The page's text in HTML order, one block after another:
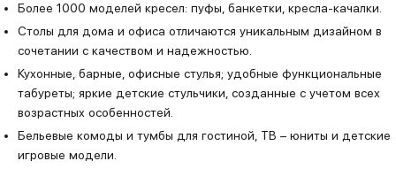
Более 1000 моделей кресел: пуфы, банкетки, кресла-качалки.
Столы для дома и офиса отличаются уникальным дизайном в
сочетании с качеством и надежностью.
Кухонные, барные, офисные стулья; удобные функциональные
табуреты; яркие детские стульчики, созданные с учетом всех
возрастных особенностей.
Бельевые комоды и тумбы для гостиной, ТВ – юниты и детские
игровые модели.